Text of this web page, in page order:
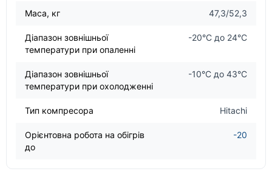
Маса, кг 47,3/52,3
Діапазон зовнішньої
температури при опаленні
-20°С до 24°С
Діапазон зовнішньої
температури при охолодженні
-10°С до 43°С
Тип компресора Hitachi
Орієнтовна робота на обігрів
до
-20